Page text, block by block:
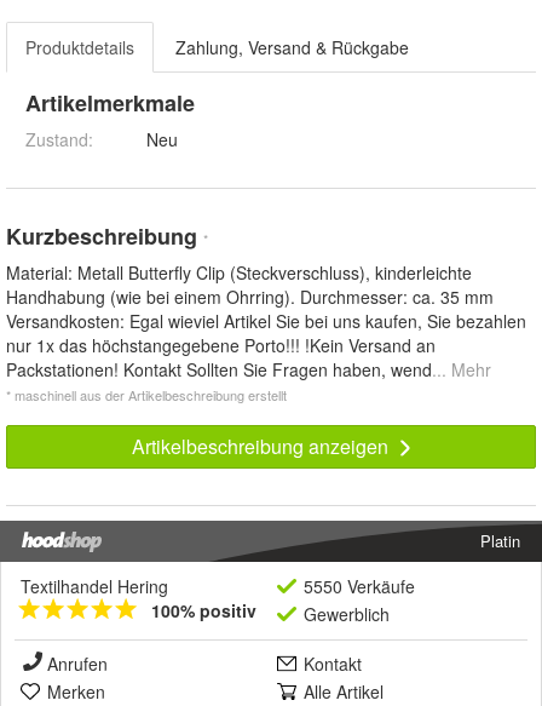
Produktdetails Zahlung, Versand & Rückgabe
Artikelmerkmale
Zustand: Neu
Kurzbeschreibung *
Material: Metall Butterfly Clip (Steckverschluss), kinderleichte
Handhabung (wie bei einem Ohrring). Durchmesser: ca. 35 mm
Versandkosten: Egal wieviel Artikel Sie bei uns kaufen, Sie bezahlen
nur 1x das höchstangegebene Porto!!! !Kein Versand an
Packstationen! Kontakt Sollten Sie Fragen haben, wend... Mehr
* maschinell aus der Artikelbeschreibung erstellt
Artikelbeschreibung anzeigen
Platin
Textilhandel Hering
100% positiv
5550 Verkäufe
Gewerblich
Anrufen
Kontakt
Merken
Alle Artikel